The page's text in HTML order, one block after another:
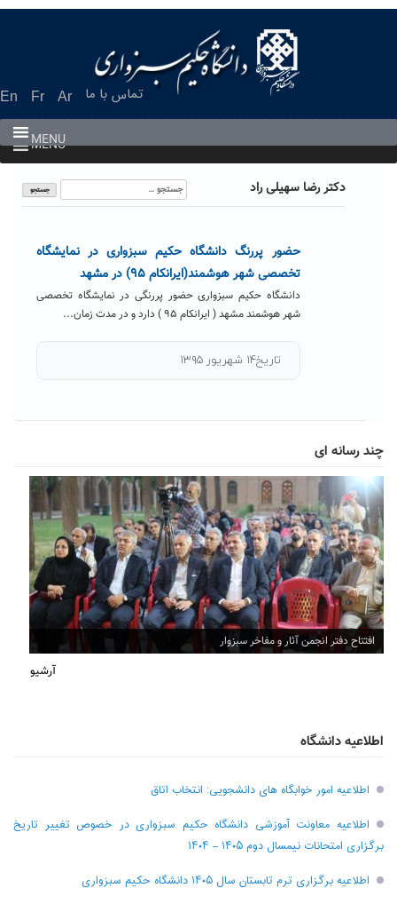
En Fr Ar تماس با ما
MENU
MENU
دکتر رضا سهیلی راد
جستجو
برای:
حضور پررنگ دانشگاه حکیم سبزواری در نمایشگاه
تخصصی شهر هوشمند(ایرانکام ۹۵) در مشهد
دانشگاه حکیم سبزواری حضور پررنگی در نمایشگاه تخصصی
شهر هوشمند مشهد ( ایرانکام ۹۵ ) دارد و در مدت زمان...
تاریخ۱۴ شهریور ۱۳۹۵
چند رسانه ای
افتتاح دفتر انجمن آثار و مفاخر سبزوار
آرشیو
اطلاعیه دانشگاه
اطلاعیه امور خوابگاه های دانشجویی: انتخاب اتاق
اطلاعیه معاونت آموزشی دانشگاه حکیم سبزواری در خصوص تغییر تاریخ
برگزاری امتحانات نیمسال دوم ۱۴۰۵ – ۱۴۰۴
اطلاعیه برگزاری ترم تابستان سال ۱۴۰۵ دانشگاه حکیم سبزواری